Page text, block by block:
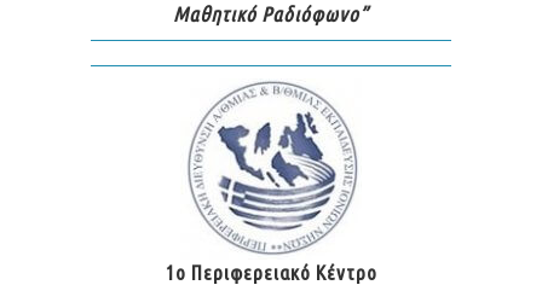
Μαθητικό Ραδιόφωνο”
1ο Περιφερειακό Κέντρο